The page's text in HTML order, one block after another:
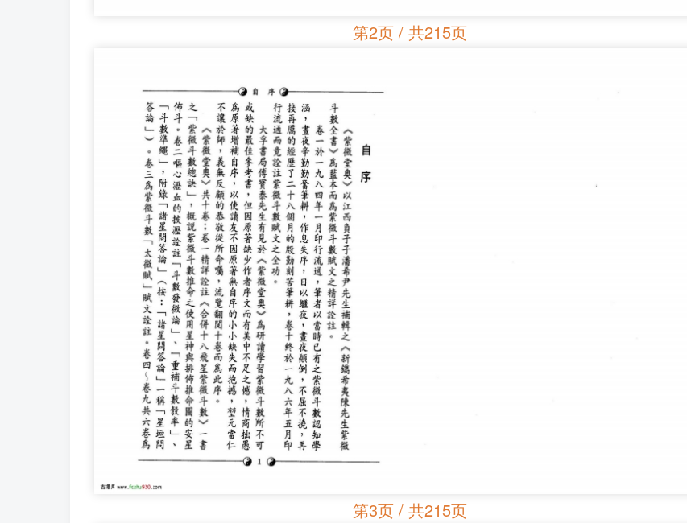
第2页 / 共215页
第3页 / 共215页